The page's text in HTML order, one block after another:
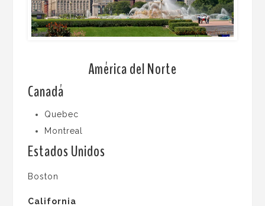
América del Norte
Canadá
Quebec
Montreal
Estados Unidos
Boston
California